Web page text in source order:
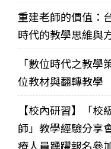
重建老師的價值：
時代的教學思維與
「數位時代之教
位教材與翻轉教學
【校內研習】「
師」教學經驗分享
療人員踴躍報名參